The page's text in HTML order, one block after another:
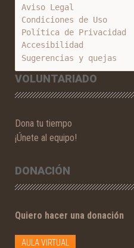
Aviso Legal
Condiciones de Uso
Política de Privacidad
Accesibilidad
Sugerencias y quejas
VOLUNTARIADO
Dona tu tiempo
¡Únete al equipo!
DONACIÓN
Quiero hacer una donación
AULA VIRTUAL